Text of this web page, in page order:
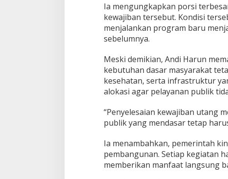
Ia mengungkapkan porsi
kewajiban tersebut. Kondisi
menjalankan program baru
sebelumnya.
Meski demikian, Andi Harun
kebutuhan dasar masyarakat
kesehatan, serta infrastruktur
alokasi agar pelayanan publik
“Penyelesaian kewajiban utang
publik yang mendasar tetap
Ia menambahkan, pemerintah
pembangunan. Setiap kegiatan
memberikan manfaat langsung